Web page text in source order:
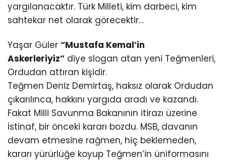
yargılanacaktır. Türk Milleti, kim darbeci, kim
sahtekar net olarak görecektir…
Yaşar Güler “Mustafa Kemal’in
Askerleriyiz” diye slogan atan yeni Teğmenleri,
Ordudan attıran kişidir.
Teğmen Deniz Demirtaş, haksız olarak Ordudan
çıkarılınca, hakkını yargıda aradı ve kazandı.
Fakat Milli Savunma Bakanının itirazı üzerine
İstinaf, bir önceki kararı bozdu. MSB, davanın
devam etmesine rağmen, hiç beklemeden,
kararı yürürlüğe koyup Teğmen’in üniformasını